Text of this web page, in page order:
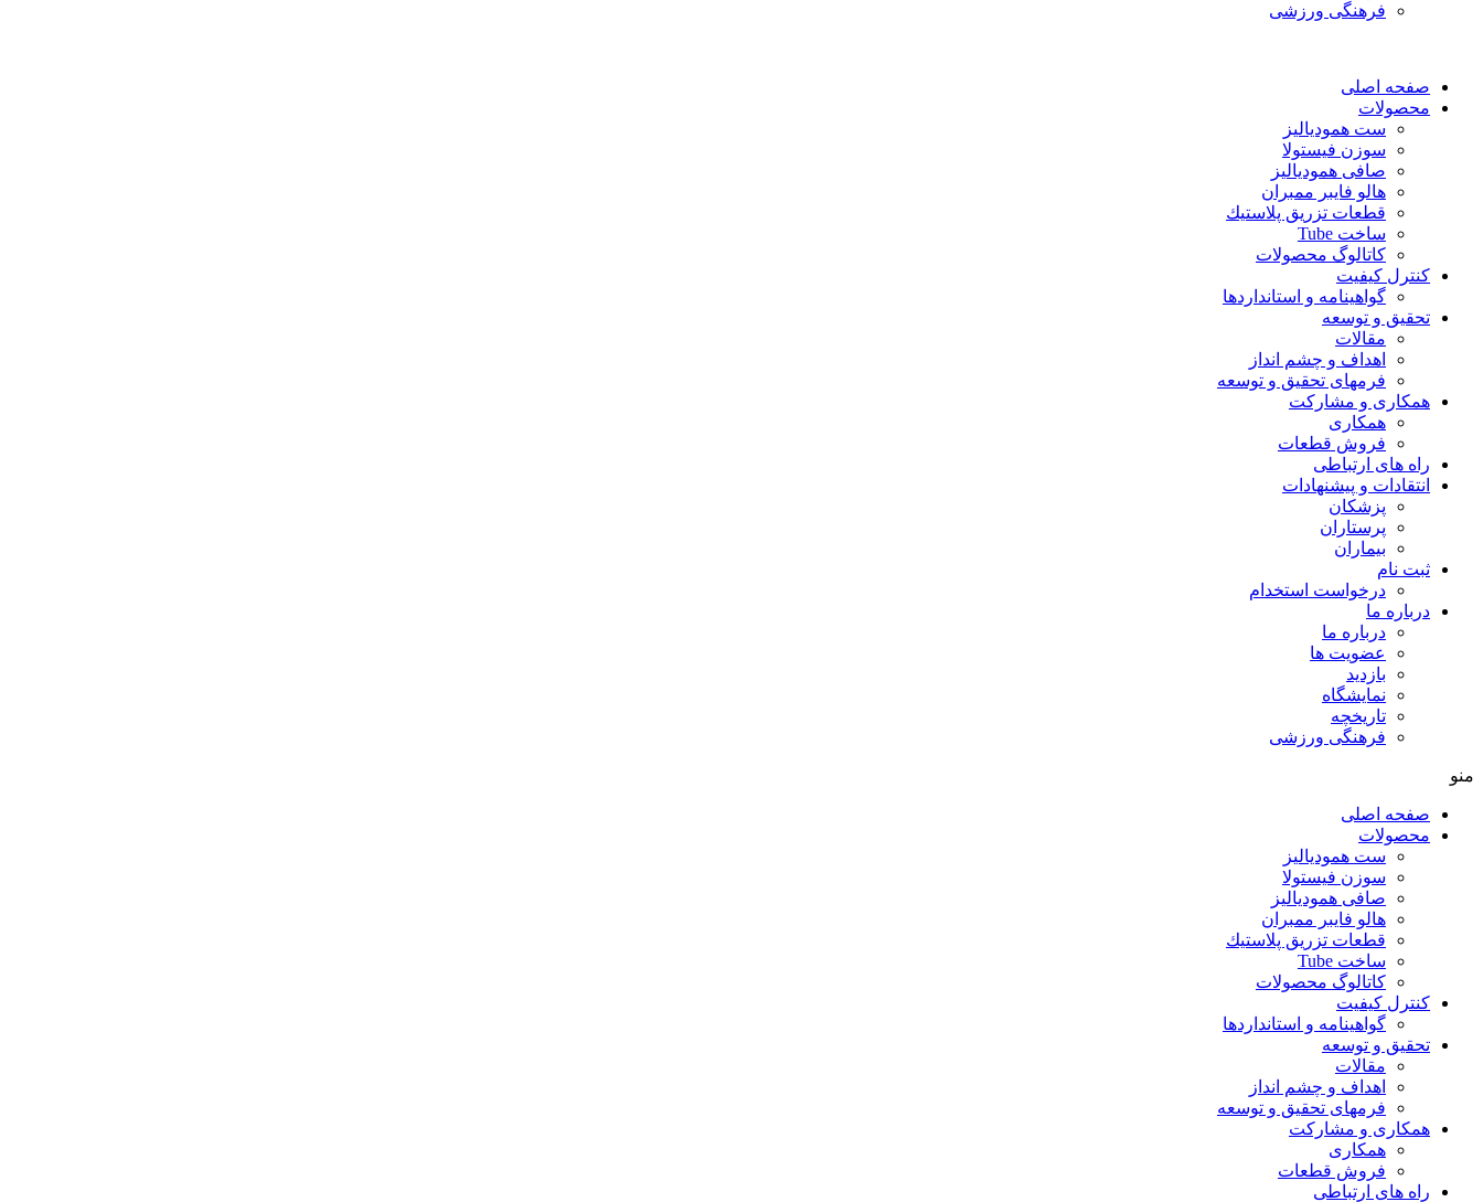
فرهنگی ورزشی
صفحه اصلی
محصولات
ست همودیالیز
سوزن فیستولا
صافی همودیالیز
هالو فایبر ممبران
قطعات تزريق پلاستيك
ساخت Tube
کاتالوگ محصولات
کنترل کیفیت
گواهينامه و استانداردها
تحقيق و توسعه
مقالات
اهداف و چشم انداز
فرمهای تحقیق و توسعه
همکاری و مشارکت
همکاری
فروش قطعات
راه های ارتباطی
انتقادات و پيشنهادات
پزشكان
پرستاران
بيماران
ثبت نام
درخواست استخدام
درباره ما
درباره ما
عضویت ها
بازدید
نمایشگاه
تاريخچه
فرهنگی ورزشی
منو
صفحه اصلی
محصولات
ست همودیالیز
سوزن فیستولا
صافی همودیالیز
هالو فایبر ممبران
قطعات تزريق پلاستيك
ساخت Tube
کاتالوگ محصولات
کنترل کیفیت
گواهينامه و استانداردها
تحقيق و توسعه
مقالات
اهداف و چشم انداز
فرمهای تحقیق و توسعه
همکاری و مشارکت
همکاری
فروش قطعات
راه های ارتباطی